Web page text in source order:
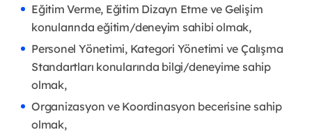
Eğitim Verme, Eğitim Dizayn Etme ve Gelişim
konularında eğitim/deneyim sahibi olmak,
Personel Yönetimi, Kategori Yönetimi ve Çalışma
Standartları konularında bilgi/deneyime sahip
olmak,
Organizasyon ve Koordinasyon becerisine sahip
olmak,